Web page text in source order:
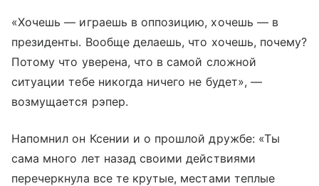
«Хочешь — играешь в оппозицию, хочешь — в
президенты. Вообще делаешь, что хочешь, почему?
Потому что уверена, что в самой сложной
ситуации тебе никогда ничего не будет», —
возмущается рэпер.
Напомнил он Ксении и о прошлой дружбе: «Ты
сама много лет назад своими действиями
перечеркнула все те крутые, местами теплые